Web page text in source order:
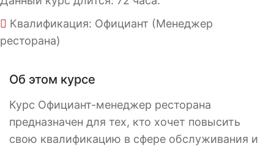
Квалификация: Официант (Менеджер
ресторана)
Об этом курсе
Курс Официант-менеджер ресторана
предназначен для тех, кто хочет повысить
свою квалификацию в сфере обслуживания и